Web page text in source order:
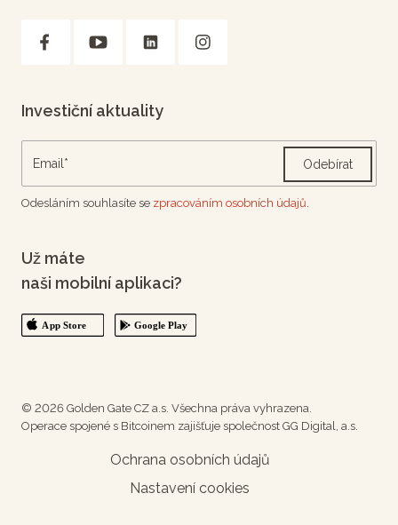
Investiční aktuality
Odebírat
Odesláním souhlasíte se zpracováním osobních údajů.
Už máte
naši mobilní aplikaci?
© 2026 Golden Gate CZ a.s. Všechna práva vyhrazena.
Operace spojené s Bitcoinem zajišťuje společnost GG Digital, a.s.
Ochrana osobních údajů
Nastavení cookies